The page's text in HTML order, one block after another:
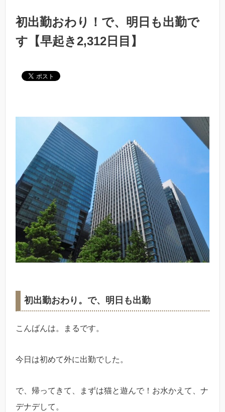
初出勤おわり！で、明日も出勤で
す【早起き2,312日目】
初出勤おわり。で、明日も出勤
こんばんは。まるです。
今日は初めて外に出勤でした。
で、帰ってきて、まずは猫と遊んで！お水かえて、ナ
デナデして。